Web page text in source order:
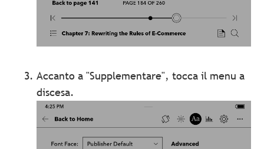
Accanto a "Supplementare", tocca il menu a
discesa.